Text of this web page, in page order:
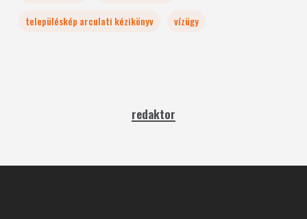
településkép arculati kézikönyv
vízügy
redaktor